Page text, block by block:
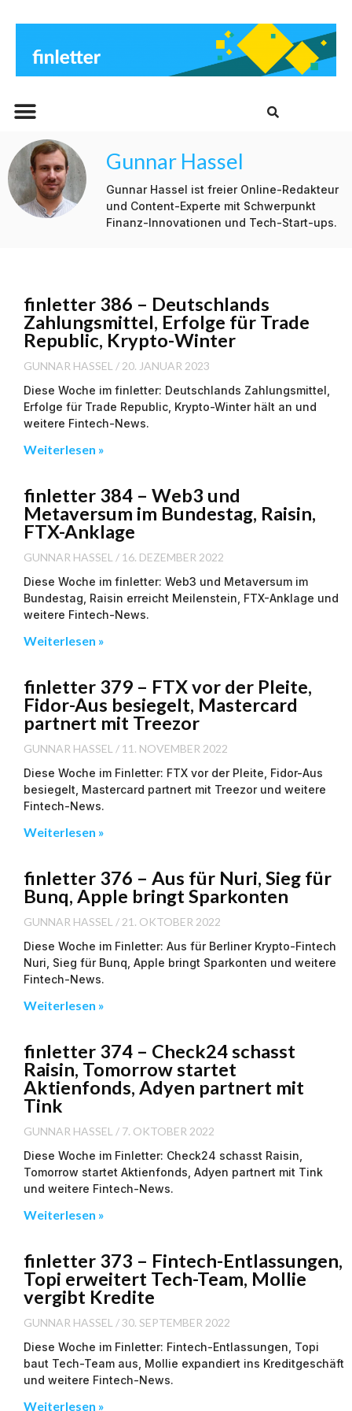
Gunnar Hassel
Gunnar Hassel ist freier Online-Redakteur
und Content-Experte mit Schwerpunkt
Finanz-Innovationen und Tech-Start-ups.
finletter 386 – Deutschlands
Zahlungsmittel, Erfolge für Trade
Republic, Krypto-Winter
GUNNAR HASSEL
20. JANUAR 2023
Diese Woche im finletter: Deutschlands Zahlungsmittel,
Erfolge für Trade Republic, Krypto-Winter hält an und
weitere Fintech-News.
Weiterlesen »
finletter 384 – Web3 und
Metaversum im Bundestag, Raisin,
FTX-Anklage
GUNNAR HASSEL
16. DEZEMBER 2022
Diese Woche im finletter: Web3 und Metaversum im
Bundestag, Raisin erreicht Meilenstein, FTX-Anklage und
weitere Fintech-News.
Weiterlesen »
finletter 379 – FTX vor der Pleite,
Fidor-Aus besiegelt, Mastercard
partnert mit Treezor
GUNNAR HASSEL
11. NOVEMBER 2022
Diese Woche im Finletter: FTX vor der Pleite, Fidor-Aus
besiegelt, Mastercard partnert mit Treezor und weitere
Fintech-News.
Weiterlesen »
finletter 376 – Aus für Nuri, Sieg für
Bunq, Apple bringt Sparkonten
GUNNAR HASSEL
21. OKTOBER 2022
Diese Woche im Finletter: Aus für Berliner Krypto-Fintech
Nuri, Sieg für Bunq, Apple bringt Sparkonten und weitere
Fintech-News.
Weiterlesen »
finletter 374 – Check24 schasst
Raisin, Tomorrow startet
Aktienfonds, Adyen partnert mit
Tink
GUNNAR HASSEL
7. OKTOBER 2022
Diese Woche im Finletter: Check24 schasst Raisin,
Tomorrow startet Aktienfonds, Adyen partnert mit Tink
und weitere Fintech-News.
Weiterlesen »
finletter 373 – Fintech-Entlassungen,
Topi erweitert Tech-Team, Mollie
vergibt Kredite
GUNNAR HASSEL
30. SEPTEMBER 2022
Diese Woche im Finletter: Fintech-Entlassungen, Topi
baut Tech-Team aus, Mollie expandiert ins Kreditgeschäft
und weitere Fintech-News.
Weiterlesen »